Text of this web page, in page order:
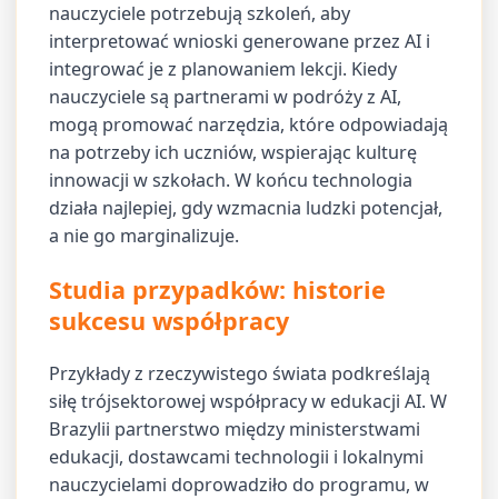
nauczyciele potrzebują szkoleń, aby
interpretować wnioski generowane przez AI i
integrować je z planowaniem lekcji. Kiedy
nauczyciele są partnerami w podróży z AI,
mogą promować narzędzia, które odpowiadają
na potrzeby ich uczniów, wspierając kulturę
innowacji w szkołach. W końcu technologia
działa najlepiej, gdy wzmacnia ludzki potencjał,
a nie go marginalizuje.
Studia przypadków: historie
sukcesu współpracy
Przykłady z rzeczywistego świata podkreślają
siłę trójsektorowej współpracy w edukacji AI. W
Brazylii partnerstwo między ministerstwami
edukacji, dostawcami technologii i lokalnymi
nauczycielami doprowadziło do programu, w